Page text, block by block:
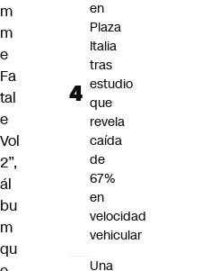
m
m
e
Fa
tal
e
Vol
2”,
ál
bu
m
qu
en
Plaza
Italia
tras
estudio
que
revela
caída
de
67%
en
velocidad
vehicular
Una